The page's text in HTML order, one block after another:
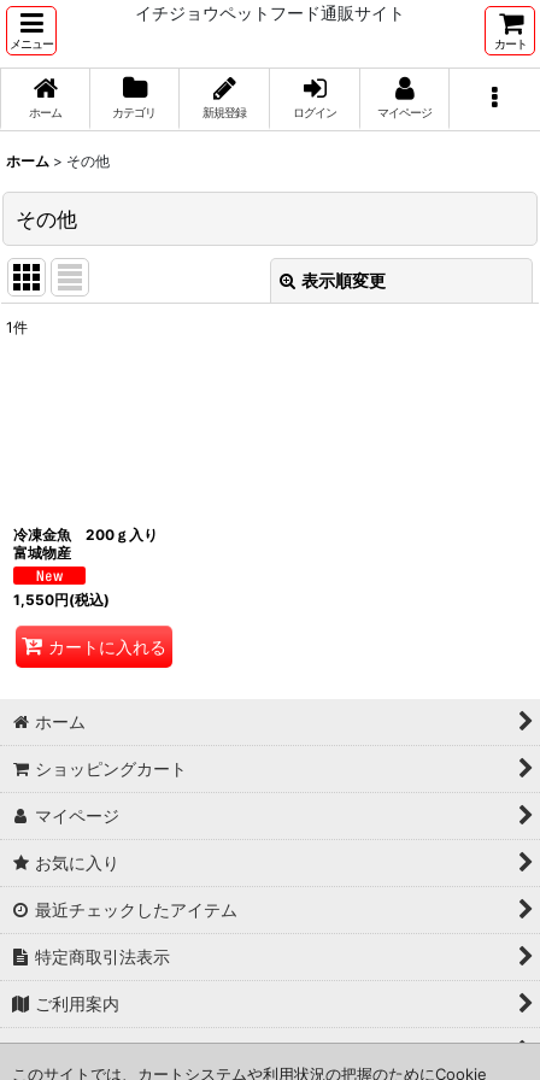
メニュー
イチジョウペットフード通販サイト
カート
ホーム カテゴリ 新規登録 ログイン マイページ
ホーム > その他
その他
表示順変更
1件
冷凍金魚 200ｇ入り
富城物産
1,550円(税込)
カートに入れる
ホーム
ショッピングカート
マイページ
お気に入り
最近チェックしたアイテム
特定商取引法表示
ご利用案内
お問い合わせ
このサイトでは、カートシステムや利用状況の把握のためにCookie